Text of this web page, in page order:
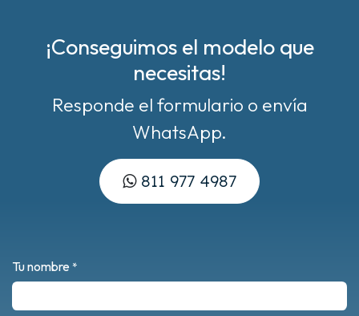
¡Conseguimos el modelo que
necesitas!
Responde el formulario o envía
WhatsApp.
811 977 4987
Tu nombre*